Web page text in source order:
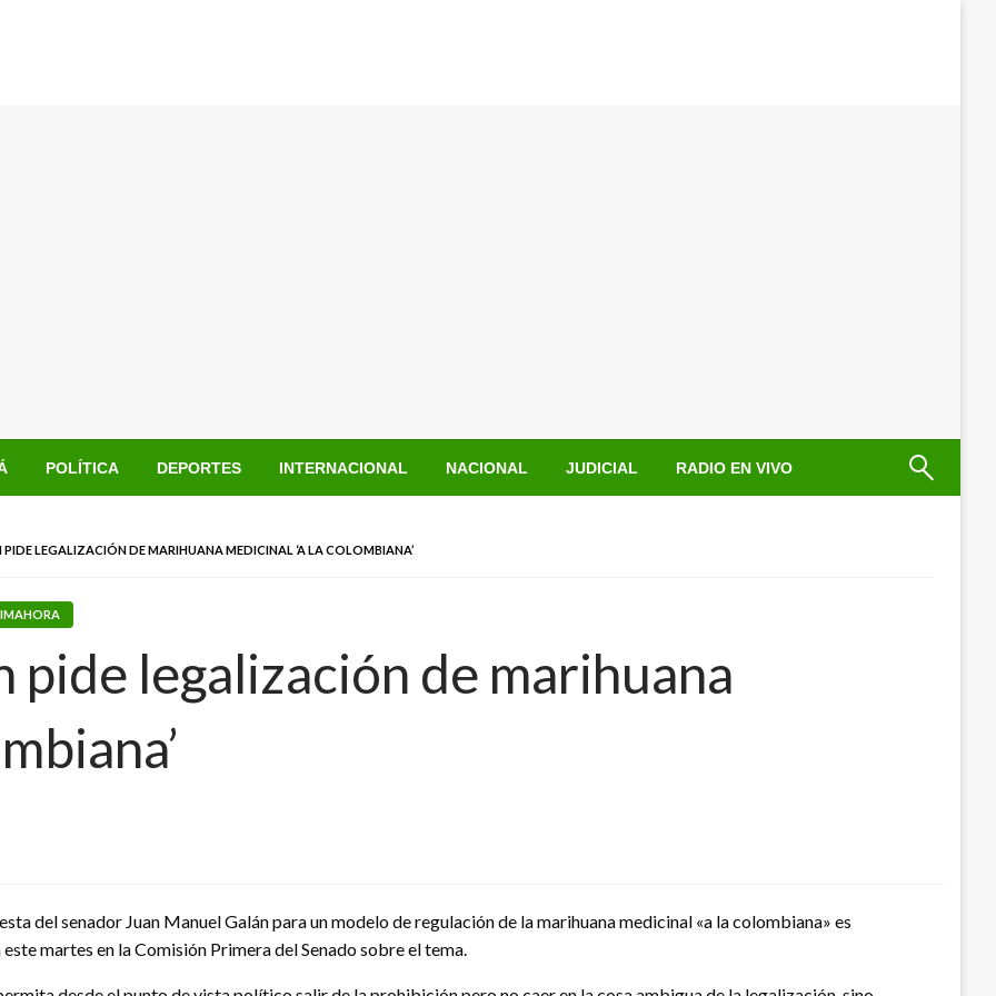
POLÍTICA DEPORTES INTERNACIONAL NACIONAL JUDICIAL RADIO EN VIVO
LEGALIZACIÓN DE MARIHUANA MEDICINAL ‘A LA COLOMBIANA’
pide legalización de marihuana
del senador Juan Manuel Galán para un modelo de regulación de la marihuana medicinal «a la colombiana» es
martes en la Comisión Primera del Senado sobre el tema.